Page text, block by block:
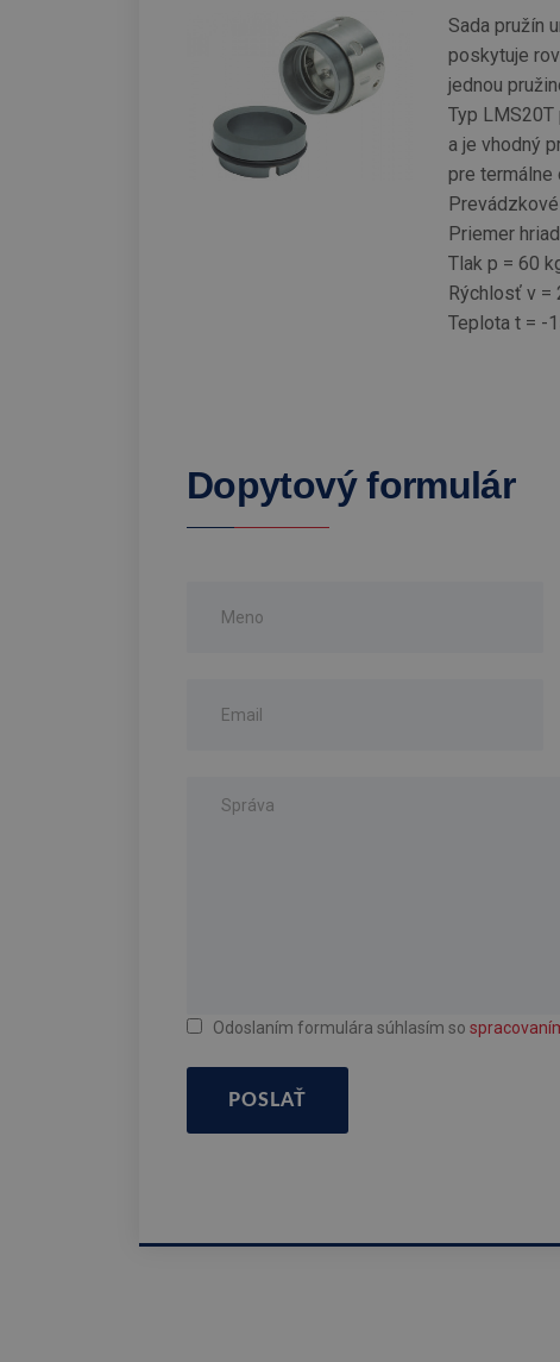
Sada pružín
poskytuje
jednou
Typ
a je vhodný
pre termálne
Priemer
Tlak p = 60
Rýchlosť v =
Teplota t = -
Dopytový formulár
Odoslaním formulára súhlasím so
POSLAŤ